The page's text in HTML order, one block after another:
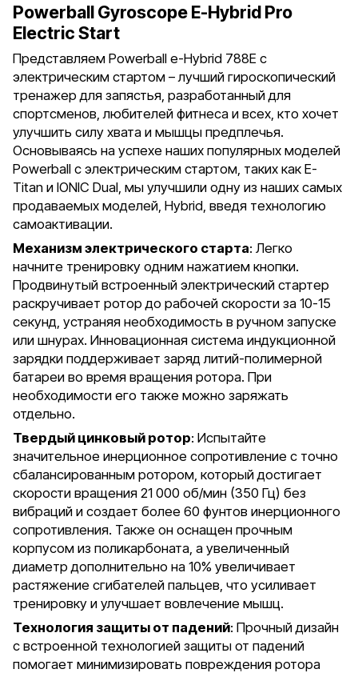
Powerball Gyroscope E-Hybrid Pro
Electric Start
Представляем Powerball e-Hybrid 788E с
электрическим стартом – лучший гироскопический
тренажер для запястья, разработанный для
спортсменов, любителей фитнеса и всех, кто хочет
улучшить силу хвата и мышцы предплечья.
Основываясь на успехе наших популярных моделей
Powerball с электрическим стартом, таких как E-
Titan и IONIC Dual, мы улучшили одну из наших самых
продаваемых моделей, Hybrid, введя технологию
самоактивации.
Механизм электрического старта: Легко
начните тренировку одним нажатием кнопки.
Продвинутый встроенный электрический стартер
раскручивает ротор до рабочей скорости за 10-15
секунд, устраняя необходимость в ручном запуске
или шнурах. Инновационная система индукционной
зарядки поддерживает заряд литий-полимерной
батареи во время вращения ротора. При
необходимости его также можно заряжать
отдельно.
Твердый цинковый ротор: Испытайте
значительное инерционное сопротивление с точно
сбалансированным ротором, который достигает
скорости вращения 21 000 об/мин (350 Гц) без
вибраций и создает более 60 фунтов инерционного
сопротивления. Также он оснащен прочным
корпусом из поликарбоната, а увеличенный
диаметр дополнительно на 10% увеличивает
растяжение сгибателей пальцев, что усиливает
тренировку и улучшает вовлечение мышц.
Технология защиты от падений: Прочный дизайн
с встроенной технологией защиты от падений
помогает минимизировать повреждения ротора